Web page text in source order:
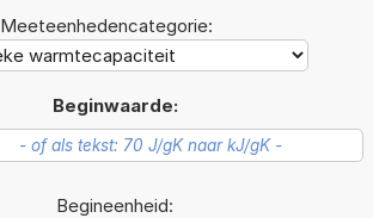
Meeteenhedencategorie:
Beginwaarde:
Begineenheid: